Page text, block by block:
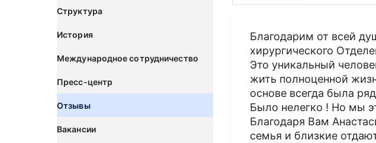
Структура
История
Международное сотрудничество
Пресс-центр
Отзывы
Вакансии
Благодарим от всей
хирургического
Это уникальный
жить полноценной
основе всегда была
Было нелегко ! Но мы
Благодаря Вам
семья и близкие